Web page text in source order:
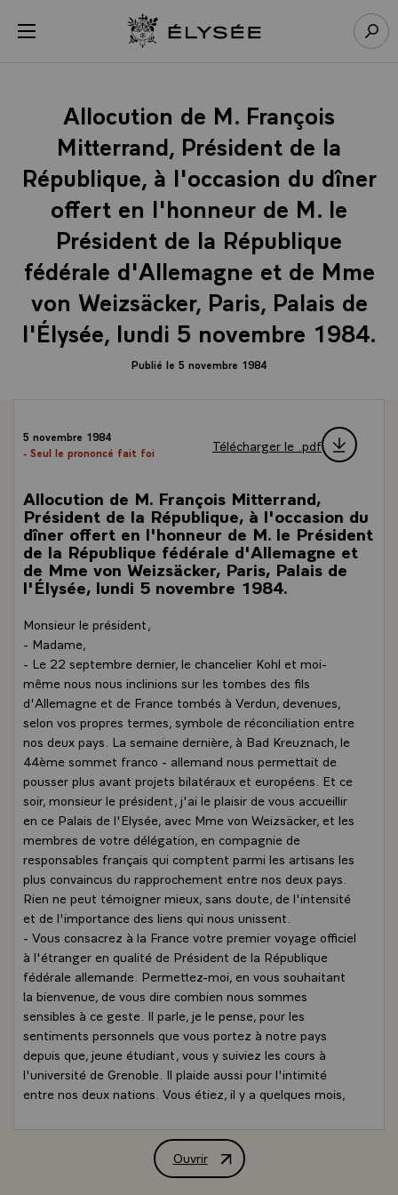
menu Retour à l’accueil Élysée
Allocution de M. François
Mitterrand, Président de la
République, à l'occasion du dîner
offert en l'honneur de M. le
Président de la République
fédérale d'Allemagne et de Mme
von Weizsäcker, Paris, Palais de
l'Élysée, lundi 5 novembre 1984.
Publié le 5 novembre 1984
5 novembre 1984
- Seul le prononcé fait foi
Télécharger le .pdf
Allocution de M. François Mitterrand,
Président de la République, à l'occasion du
dîner offert en l'honneur de M. le Président
de la République fédérale d'Allemagne et
de Mme von Weizsäcker, Paris, Palais de
l'Élysée, lundi 5 novembre 1984.
Monsieur le président,
- Madame,
- Le 22 septembre dernier, le chancelier Kohl et moi-
même nous nous inclinions sur les tombes des fils
d'Allemagne et de France tombés à Verdun, devenues,
selon vos propres termes, symbole de réconciliation entre
nos deux pays. La semaine dernière, à Bad Kreuznach, le
44ème sommet franco - allemand nous permettait de
pousser plus avant projets bilatéraux et européens. Et ce
soir, monsieur le président, j'ai le plaisir de vous accueillir
en ce Palais de l'Elysée, avec Mme von Weizsäcker, et les
membres de votre délégation, en compagnie de
responsables français qui comptent parmi les artisans les
plus convaincus du rapprochement entre nos deux pays.
Rien ne peut témoigner mieux, sans doute, de l'intensité
et de l'importance des liens qui nous unissent.
- Vous consacrez à la France votre premier voyage officiel
à l'étranger en qualité de Président de la République
fédérale allemande. Permettez-moi, en vous souhaitant
la bienvenue, de vous dire combien nous sommes
sensibles à ce geste. Il parle, je le pense, pour les
sentiments personnels que vous portez à notre pays
depuis que, jeune étudiant, vous y suiviez les cours à
l'université de Grenoble. Il plaide aussi pour l'intimité
entre nos deux nations. Vous étiez, il y a quelques mois,
Et quel chemin parcouru depuis le début de ce siècle !
Ouvrir
Allocution de M. François Mitterrand,
Panneau de gestion des cookies